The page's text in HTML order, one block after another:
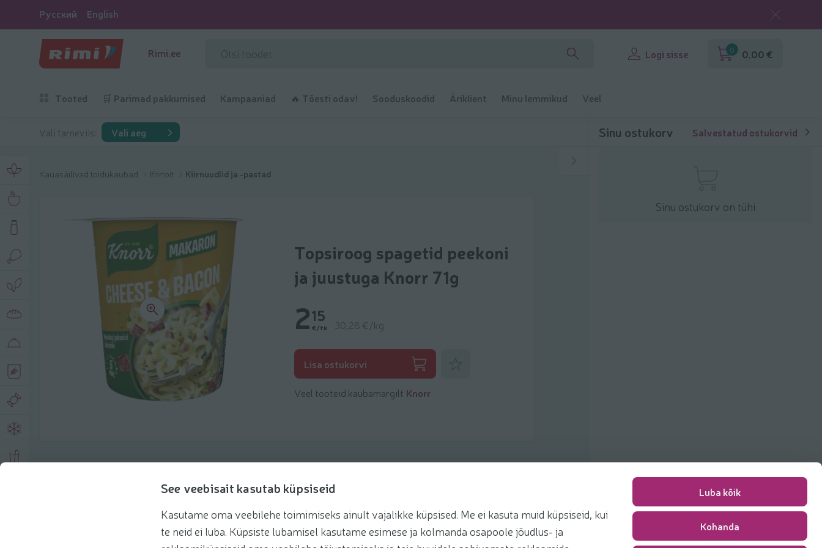
See veebisait kasutab küpsiseid
Kasutame oma veebilehe toimimiseks ainult vajalikke küpsised. Me ei kasuta muid küpsiseid, kui
te neid ei luba. Küpsiste lubamisel kasutame esimese ja kolmanda osapoole jõudlus- ja
Luba kõik
Kohanda
Русский English
Rimi.ee Logi sisse 0 0,00 €
Tooted 🛒 Parimad pakkumised Kampaaniad 🔥 Tõesti odav! Sooduskoodid Äriklient Minu lemmikud Veel
Vali tarneviis: Vali aeg
Kauasäilivad toidukaubad Kiirtoit Kiirnuudlid ja -pastad
Topsiroog spagetid peekoni
ja juustuga Knorr 71g
215
€/tk 30,28 €/kg
Lisa ostukorvi
Veel tooteid kaubamärgilt Knorr
Soovitatud tooted Kasuta retseptis
Sinu ostukorv Salvestatud ostukorvid
Sinu ostukorv on tühi